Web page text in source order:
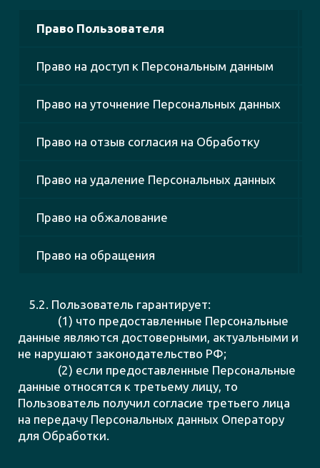
Право Пользователя
Право на доступ к Персональным данным
Право на уточнение Персональных данных
Право на отзыв согласия на Обработку
Право на удаление Персональных данных
Право на обжалование
Право на обращения
5.2. Пользователь гарантирует:
(1) что предоставленные Персональные
данные являются достоверными, актуальными и
не нарушают законодательство РФ;
(2) если предоставленные Персональные
данные относятся к третьему лицу, то
Пользователь получил согласие третьего лица
на передачу Персональных данных Оператору
для Обработки.